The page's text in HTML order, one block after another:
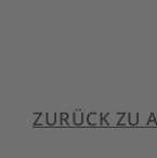
ZURÜCK ZU